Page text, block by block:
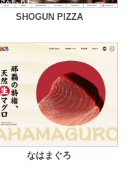
SHOGUN PIZZA
なはまぐろ